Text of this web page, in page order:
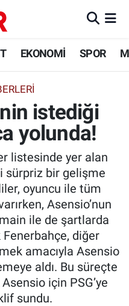
EKONOMİ SPOR
istediği
yolunda!
listesinde yer alan
sürpriz bir gelişme
oyuncu ile tüm
Asensio’nun
ile de şartlarda
Fenerbahçe, diğer
amacıyla Asensio
aldı. Bu süreçte
için PSG’ye
sundu.
ve Fikstür